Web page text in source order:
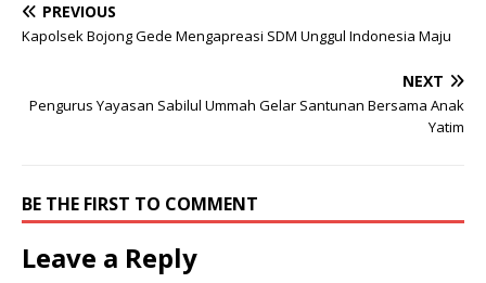
PREVIOUS
Kapolsek Bojong Gede Mengapreasi SDM Unggul Indonesia Maju
NEXT
Pengurus Yayasan Sabilul Ummah Gelar Santunan Bersama Anak
Yatim
BE THE FIRST TO COMMENT
Leave a Reply